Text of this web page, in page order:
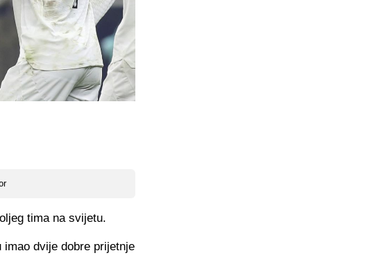
tima na svijetu.
dvije dobre prijetnje